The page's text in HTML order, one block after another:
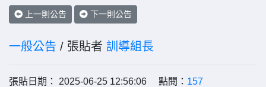
上一則公告 下一則公告
一般公告 / 張貼者 訓導組長
張貼日期： 2025-06-25 12:56:06 點閱： 157